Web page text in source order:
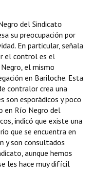
del Sindicato
su preocupación por
En particular, señala
el control es el
el mismo
en Bariloche. Esta
contralor crea una
son esporádicos y poco
en Río Negro del
indicó que existe una
que se encuentra en
y son consultados
aunque hemos
les hace muy difícil